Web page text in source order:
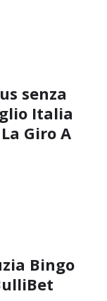
senza
Italia
Giro A
Bingo